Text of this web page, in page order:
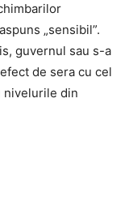
„sensibil”.
guvernul sau s-a
de sera cu cel
nivelurile din